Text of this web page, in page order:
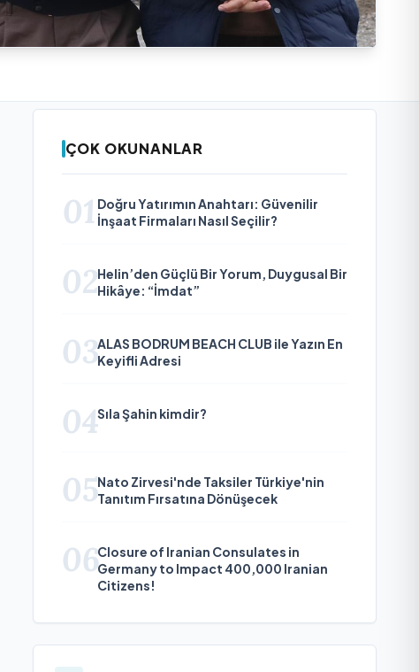
ÇOK OKUNANLAR
01 Doğru Yatırımın Anahtarı: Güvenilir
İnşaat Firmaları Nasıl Seçilir?
02Helin’den Güçlü Bir Yorum, Duygusal Bir
Hikâye: “İmdat”
03ALAS BODRUM BEACH CLUB ile Yazın En
Keyifli Adresi
04Sıla Şahin kimdir?
05Nato Zirvesi'nde Taksiler Türkiye'nin
Tanıtım Fırsatına Dönüşecek
06Closure of Iranian Consulates in
Germany to Impact 400,000 Iranian
Citizens!